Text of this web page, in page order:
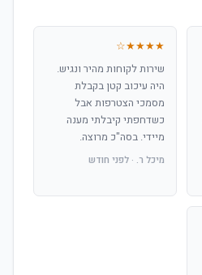
★★★★☆
שירות לקוחות מהיר ונגיש.
היה עיכוב קטן בקבלת
מסמכי הצטרפות אבל
כשדחפתי קיבלתי מענה
מיידי. בסה"כ מרוצה.
מיכל ר. · לפני חודש